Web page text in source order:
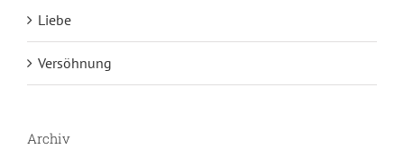
Liebe
Versöhnung
Archiv